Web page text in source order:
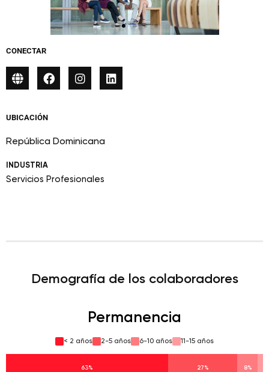
INDUSTRIA
Servicios Profesionales
UBICACIÓN
República Dominicana
CONECTAR
Demografía de los colaboradores
Permanencia
< 2 años 2-5 años 6-10 años 11-15 años
63% 27% 8%